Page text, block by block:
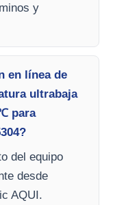
y
en línea de
ultrabaja
para
del equipo
desde
AQUI.